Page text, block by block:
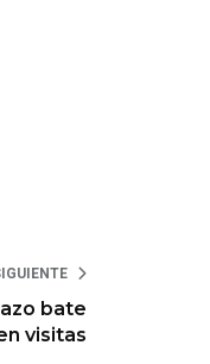
bate
visitas